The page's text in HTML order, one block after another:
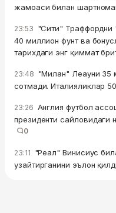
жамоаси билан
23:53 "Сити" Траффордни
40 миллион фунт ва
тарихдаги энг қиммат
23:48 "Милан" Леауни 35
сотмади. Италияликлар
23:26 Англия футбол
президенти сайловидаги
0
23:11 "Реал" Винисиус
узайтирганини эълон